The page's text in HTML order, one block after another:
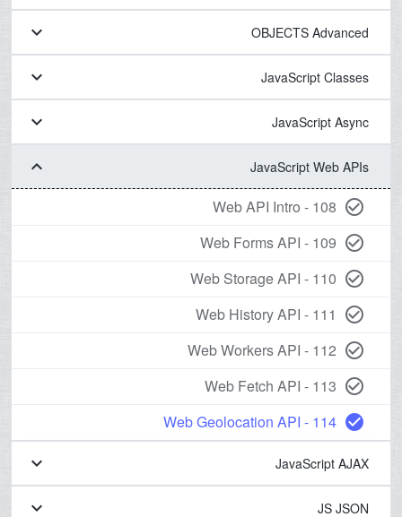
OBJECTS Advanced
keyboard_arrow_down
JavaScript Classes
keyboard_arrow_down
JavaScript Async
keyboard_arrow_down
JavaScript Web APIs
keyboard_arrow_down
check_circle_outline
108 - Web API Intro
check_circle_outline
109 - Web Forms API
check_circle_outline
110 - Web Storage API
check_circle_outline
111 - Web History API
check_circle_outline
112 - Web Workers API
check_circle_outline
113 - Web Fetch API
check_circle
114 - Web Geolocation API
JavaScript AJAX
keyboard_arrow_down
JS JSON
keyboard_arrow_down